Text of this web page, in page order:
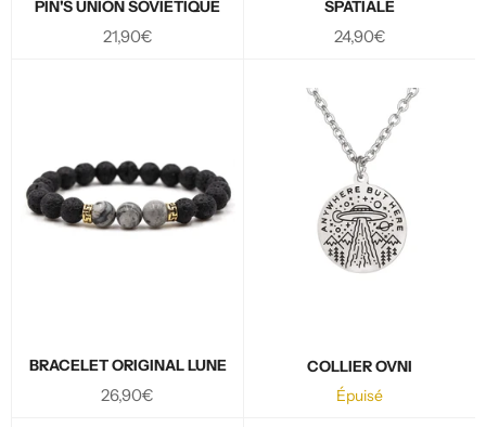
PIN'S UNION SOVIÉTIQUE
Prix
21,90€
SPATIALE
Prix
24,90€
BRACELET ORIGINAL LUNE
Prix
26,90€
COLLIER OVNI
Épuisé